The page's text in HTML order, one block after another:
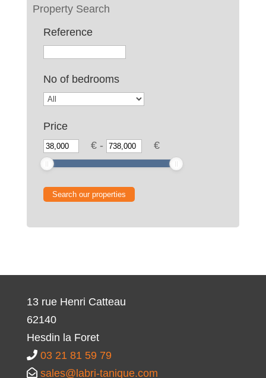
Reference
No of bedrooms
Price
€ - €
13 rue Henri Catteau
62140
Hesdin la Foret
03 21 81 59 79
sales@labri-tanique.com